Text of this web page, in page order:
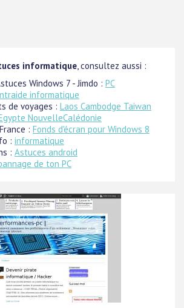
informatique , consultez aussi :
Windows 7 - Jimdo : PC
informatique
de voyages : Laos Cambodge Taiwan
NouvelleCalédonie
: Fonds d'écran pour Windows 8
: informatique
: Astuces android
de ton PC